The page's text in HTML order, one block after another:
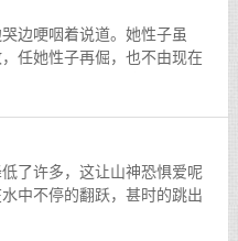
说道。她性子虽
任她性子再倔，也不由现在
文强乐开了话，这个神秘的
，这让山神恐惧爱呢
中不停的翻跃，甚时的跳出
青山上的各神鸟兽也都好象